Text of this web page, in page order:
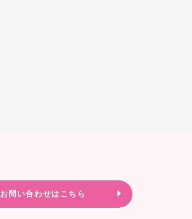
お問い合わせはこちら